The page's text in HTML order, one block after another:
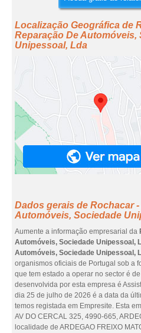
Localização Geográfica de
Reparação De Automóveis,
Unipessoal, Lda
Dados gerais de Rochacar
Automóveis, Sociedade
Aumente a informação empresarial da
Automóveis, Sociedade Unipessoal,
Automóveis, Sociedade Unipessoal,
organismos oficiais de Portugal sob a
que tem estado a operar no sector é
desenvolvida por esta empresa é
dia 25 de julho de 2026 é a data da
temos registada em Empresite. Esta
AV DO CERCAL 325, 4990-665,
localidade de ARDEGAO FREIXO